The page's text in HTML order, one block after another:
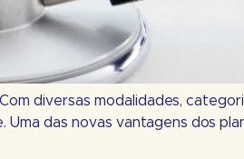
diversas modalidades,
Uma das novas vantagens dos